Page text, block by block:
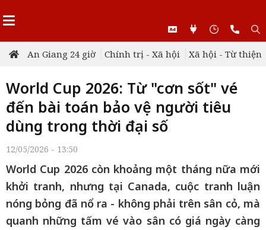
An Giang 24 giờ Chính trị - Xã hội Xã hội - Từ thiện
World Cup 2026: Từ "cơn sốt" vé
đến bài toán bảo vệ người tiêu
dùng trong thời đại số
12/05/2026 - 13:50
World Cup 2026 còn khoảng một tháng nữa mới
khởi tranh, nhưng tại Canada, cuộc tranh luận
nóng bỏng đã nổ ra - không phải trên sân cỏ, mà
quanh những tấm vé vào sân có giá ngày càng